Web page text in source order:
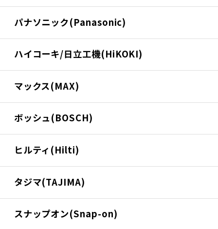
パナソニック(Panasonic)
ハイコーキ/日立工機(HiKOKI)
マックス(MAX)
ボッシュ(BOSCH)
ヒルティ(Hilti)
タジマ(TAJIMA)
スナップオン(Snap-on)